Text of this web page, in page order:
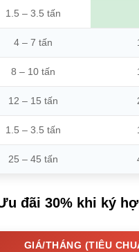
1.5 – 3.5 tấn
4 – 7 tấn
8 – 10 tấn
12 – 15 tấn
1.5 – 3.5 tấn
25 – 45 tấn
đãi 30% khi ký
GIÁ/THÁNG (TIÊU